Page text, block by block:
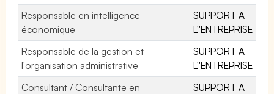
Responsable en intelligence
économique
SUPPORT A
L''ENTREPRISE
Responsable de la gestion et
l'organisation administrative
SUPPORT A
L''ENTREPRISE
Consultant / Consultante en
SUPPORT A